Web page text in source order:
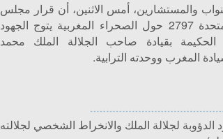
والمستشارين، أمس الاثنين، أن قرار مجلس
الأمن التابع للأمم المتحدة 2797 حول الصحراء المغربية يتوج الجهود
الحكيمة بقيادة صاحب الجلالة الملك محمد
المغرب ووحدته الترابية.
2797 ثمرة للجهود الدؤوبة لجلالة الملك والانخراط الشخصي لجلالته